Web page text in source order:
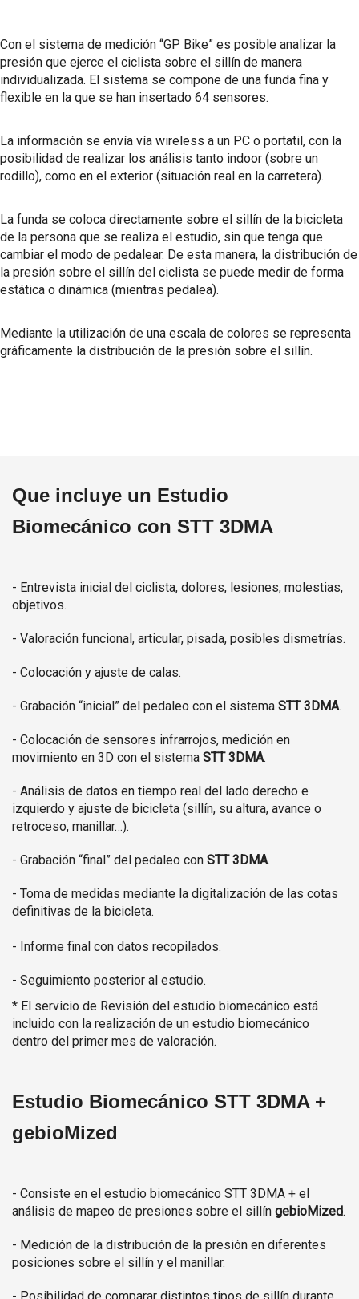
Con el sistema de medición “GP Bike” es posible analizar la
presión que ejerce el ciclista sobre el sillín de manera
individualizada. El sistema se compone de una funda fina y
flexible en la que se han insertado 64 sensores.
La información se envía vía wireless a un PC o portatil, con la
posibilidad de realizar los análisis tanto indoor (sobre un
rodillo), como en el exterior (situación real en la carretera).
La funda se coloca directamente sobre el sillín de la bicicleta
de la persona que se realiza el estudio, sin que tenga que
cambiar el modo de pedalear. De esta manera, la distribución de
la presión sobre el sillín del ciclista se puede medir de forma
estática o dinámica (mientras pedalea).
Mediante la utilización de una escala de colores se representa
gráficamente la distribución de la presión sobre el sillín.
Que incluye un Estudio
Biomecánico con STT 3DMA
- Entrevista inicial del ciclista, dolores, lesiones, molestias,
objetivos.
- Valoración funcional, articular, pisada, posibles dismetrías.
- Colocación y ajuste de calas.
- Grabación “inicial” del pedaleo con el sistema STT 3DMA.
- Colocación de sensores infrarrojos, medición en
movimiento en 3D con el sistema STT 3DMA.
- Análisis de datos en tiempo real del lado derecho e
izquierdo y ajuste de bicicleta (sillín, su altura, avance o
retroceso, manillar…).
- Grabación “final” del pedaleo con STT 3DMA.
- Toma de medidas mediante la digitalización de las cotas
definitivas de la bicicleta.
- Informe final con datos recopilados.
- Seguimiento posterior al estudio.
* El servicio de Revisión del estudio biomecánico está
incluido con la realización de un estudio biomecánico
dentro del primer mes de valoración.
Estudio Biomecánico STT 3DMA +
gebioMized
- Consiste en el estudio biomecánico STT 3DMA + el
análisis de mapeo de presiones sobre el sillín gebioMized.
- Medición de la distribución de la presión en diferentes
posiciones sobre el sillín y el manillar.